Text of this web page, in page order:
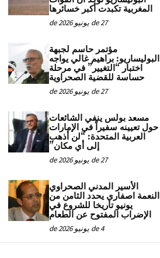
المغربية تكبدت أكبر خسائرها
27 de يونيو de 2026
مؤتمر حاسم لجبهة
البوليساريو: براهيم غالي يواجه
اختبار “التغيير” في مرحلة
حساسة للقضية الصحراوية
27 de يونيو de 2026
مسعد بولس ينفي الشائعات
حول تعيينه سفيراً في الإمارات
العربية المتحدة: “لن أذهب
إلى أي مكان”
27 de يونيو de 2026
الأسير المدني الصحراوي
النعمة اصفاري يحدد الثامن من
يونيو تاريخا للشروع في
الإضراب المفتوح عن الطعام
4 de يونيو de 2026